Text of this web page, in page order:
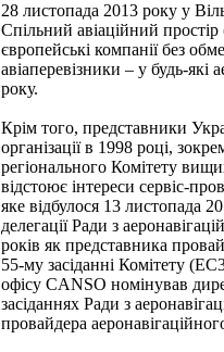
28 листопада 2013 року у
Спільний авіаційний
європейські компанії без
авіаперевізники – у будь-
року.
Крім того, представники
організації в 1998 році,
регіонального Комітету
відстоює інтереси сервіс-
яке відбулося 13 листопада
делегації Ради з
років як представника
55-му засіданні Комітету
офісу CANSO номінував
засіданнях Ради з
провайдера